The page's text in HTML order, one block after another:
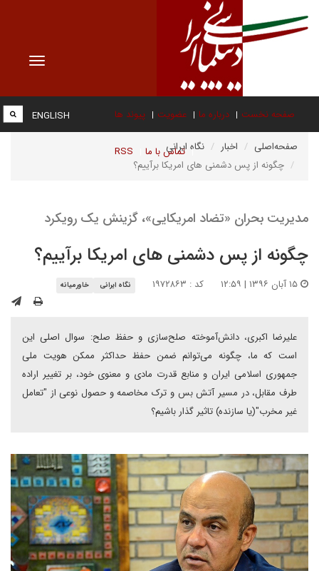
Toggle
صفحه نخست درباره ما عضویت پیوند ها
تماس با ما RSS
ENGLISH
صفحه‌اصلی اخبار
نگاه ایرانی
چگونه از پس دشمنی های امریکا برآییم؟
مدیریت بحران «تضاد امریکایی»، گزینش یک رویکرد
چگونه از پس دشمنی های امریکا برآییم؟
کد : ۱۹۷۲۸۶۳ نگاه ایرانی خاورمیانه
علیرضا اکبری، دانش‌آموخته صلح‌سازی و حفظ صلح: سوال اصلی این
است که ما، چگونه می‌توانم ضمن حفظ حداکثر ممکن هویت ملی
جمهوری اسلامی ایران و منابع قدرت مادی و معنوی خود، بر تغییر اراده
طرف مقابل، در مسیر آتش بس و ترک مخاصمه و حصول نوعی از "تعامل
غیر مخرب"(یا سازنده) تاثیر گذار باشیم؟